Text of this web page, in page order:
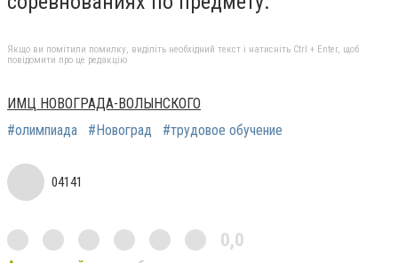
Якщо ви помітили помилку, виділіть необхідний текст і натисніть Ctrl + Enter, щоб
повідомити про це редакцію
ИМЦ НОВОГРАДА-ВОЛЫНСКОГО
#олимпиада
#Новоград #трудовое обучение
04141
0,0